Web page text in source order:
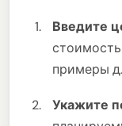
Введите
примеры
Укажите